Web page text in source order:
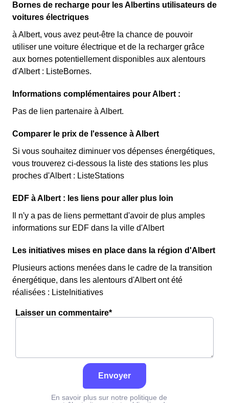
Bornes de recharge pour les Albertins utilisateurs de
voitures électriques
à Albert, vous avez peut-être la chance de pouvoir
utiliser une voiture électrique et de la recharger grâce
aux bornes potentiellement disponibles aux alentours
d'Albert : ListeBornes.
Informations complémentaires pour Albert :
Pas de lien partenaire à Albert.
Comparer le prix de l'essence à Albert
Si vous souhaitez diminuer vos dépenses énergétiques,
vous trouverez ci-dessous la liste des stations les plus
proches d'Albert : ListeStations
EDF à Albert : les liens pour aller plus loin
Il n'y a pas de liens permettant d'avoir de plus amples
informations sur EDF dans la ville d'Albert
Les initiatives mises en place dans la région d'Albert
Plusieurs actions menées dans le cadre de la transition
énergétique, dans les alentours d'Albert ont été
réalisées : ListeInitiatives
Laisser un commentaire*
Envoyer
En savoir plus sur notre politique de